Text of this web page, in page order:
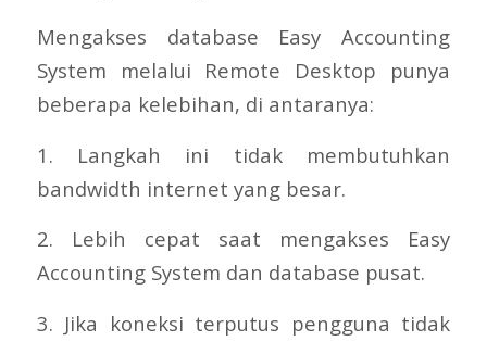
Mengakses database Easy Accounting
System melalui Remote Desktop punya
beberapa kelebihan, di antaranya:
1. Langkah ini tidak membutuhkan
bandwidth internet yang besar.
2. Lebih cepat saat mengakses Easy
Accounting System dan database pusat.
3. Jika koneksi terputus pengguna tidak